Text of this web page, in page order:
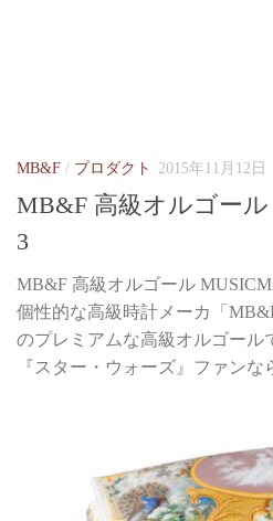
MB&F / プロダクト 2015年11月12日
MB&F 高級オルゴー
3
MB&F 高級オルゴール
個性的な高級時計メーカ「
のプレミアムな高級オルゴール
『スター・ウォーズ』ファン